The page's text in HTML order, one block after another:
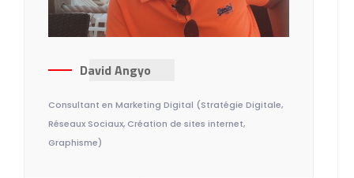
David Angyo
Consultant en Marketing Digital (Stratégie Digitale,
Réseaux Sociaux, Création de sites internet,
Graphisme)